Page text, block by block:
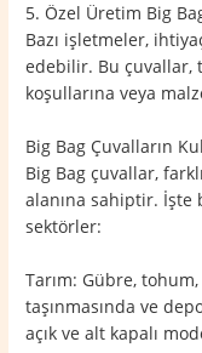
5. Özel Üretim Big
Bazı işletmeler,
edebilir. Bu çuvallar,
koşullarına veya
Big Bag Çuvalların
Big Bag çuvallar,
alanına sahiptir. İşte
sektörler:
Tarım: Gübre,
taşınmasında ve
açık ve alt kapalı